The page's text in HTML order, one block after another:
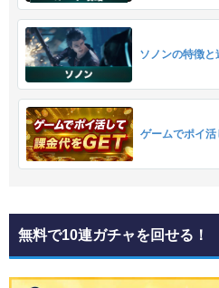
ソノンの特徴と
ゲームでポイ活
無料で10連ガチャを回せる！